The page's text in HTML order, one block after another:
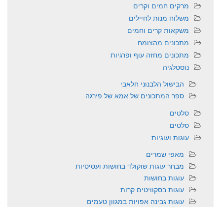
מרקים חמים וקרים
משלוח מנות לחיילים
משקאות קרים וחמים
מתכונים מהצומח
מתכונים מחזה עוף ופרגיות
נוסטלגיה
הבישול הלבנוני חלאבי
ספר המתכונים של אמא של פירגה
סלטים
סלטים
עוגות ועוגיות
מאפי שמרים
מבחר עוגות שוקולד בחושות ועסיסיות
עוגות בחושות
עוגות בסקוויטים קרות
עוגות גבינה אפויות במגוון טעמים